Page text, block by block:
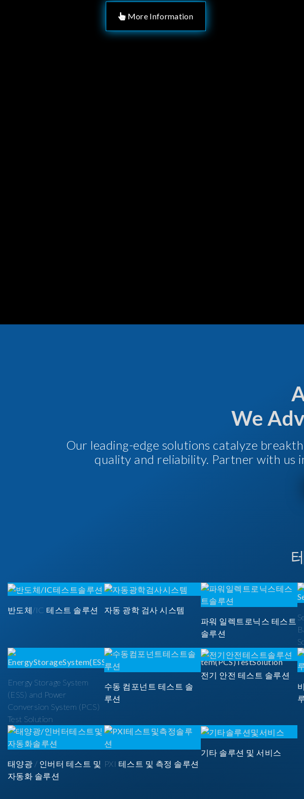
More Information
We
Our leading-edge solutions catalyze
quality and reliability. Partner with us
반도체/IC 테스트 솔루션
자동 광학 검사 시스템
파워 일렉트로닉스 테스트
솔루션
Energy Storage System
(ESS) and Power
Conversion System (PCS)
Test Solution
수동 컴포넌트 테스트 솔
루션
전기 안전 테스트 솔루션
태양광 / 인버터 테스트 및
자동화 솔루션
PXI 테스트 및 측정 솔루션
기타 솔루션 및 서비스